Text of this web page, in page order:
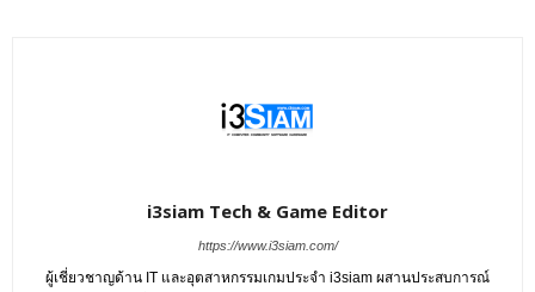
i3siam Tech & Game Editor
https://www.i3siam.com/
ผู้เชี่ยวชาญด้าน IT และอุตสาหกรรมเกมประจำ i3siam ผสานประสบการณ์